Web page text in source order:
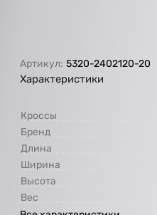
Артикул: 5320-2402120-20
Характеристики
Кроссы
Бренд
Длина
Ширина
Высота
Вес